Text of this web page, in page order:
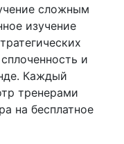
сложным
изучение
и
Каждый
тренерами
на бесплатное